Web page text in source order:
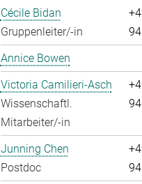
Cécile Bidan
Gruppenleiter/-in
Annice Bowen
Victoria Camilieri-Asch
Wissenschaftl.
Mitarbeiter/-in
Junning Chen
Postdoc